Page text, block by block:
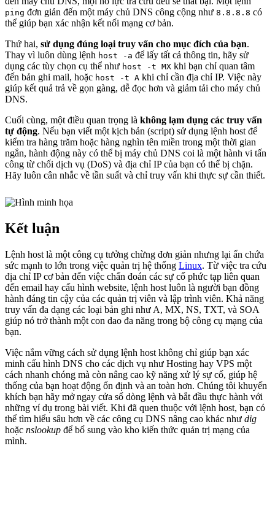
ping đơn giản đến một máy chủ DNS công cộng như 8.8.8.8 có
thể giúp bạn xác nhận kết nối mạng cơ bản.
Thứ hai, sử dụng đúng loại truy vấn cho mục đích của bạn.
Thay vì luôn dùng lệnh host -a để lấy tất cả thông tin, hãy sử
dụng các tùy chọn cụ thể như host -t MX khi bạn chỉ quan tâm
đến bản ghi mail, hoặc host -t A khi chỉ cần địa chỉ IP. Việc này
giúp kết quả trả về gọn gàng, dễ đọc hơn và giảm tải cho máy chủ
DNS.
Cuối cùng, một điều quan trọng là không lạm dụng các truy vấn
tự động. Nếu bạn viết một kịch bản (script) sử dụng lệnh host để
kiểm tra hàng trăm hoặc hàng nghìn tên miền trong một thời gian
ngắn, hành động này có thể bị máy chủ DNS coi là một hành vi tấn
công từ chối dịch vụ (DoS) và địa chỉ IP của bạn có thể bị chặn.
Hãy luôn cân nhắc về tần suất và chỉ truy vấn khi thực sự cần thiết.
Kết luận
Lệnh host là một công cụ tưởng chừng đơn giản nhưng lại ẩn chứa
sức mạnh to lớn trong việc quản trị hệ thống Linux. Từ việc tra cứu
địa chỉ IP cơ bản đến việc chẩn đoán các sự cố phức tạp liên quan
đến email hay cấu hình website, lệnh host luôn là người bạn đồng
hành đáng tin cậy của các quản trị viên và lập trình viên. Khả năng
truy vấn đa dạng các loại bản ghi như A, MX, NS, TXT, và SOA
giúp nó trở thành một con dao đa năng trong bộ công cụ mạng của
bạn.
Việc nắm vững cách sử dụng lệnh host không chỉ giúp bạn xác
minh cấu hình DNS cho các dịch vụ như Hosting hay VPS một
cách nhanh chóng mà còn nâng cao kỹ năng xử lý sự cố, giúp hệ
thống của bạn hoạt động ổn định và an toàn hơn. Chúng tôi khuyến
khích bạn hãy mở ngay cửa sổ dòng lệnh và bắt đầu thực hành với
những ví dụ trong bài viết. Khi đã quen thuộc với lệnh host, bạn có
thể tìm hiểu sâu hơn về các công cụ DNS nâng cao khác như dig
hoặc nslookup để bổ sung vào kho kiến thức quản trị mạng của
mình.